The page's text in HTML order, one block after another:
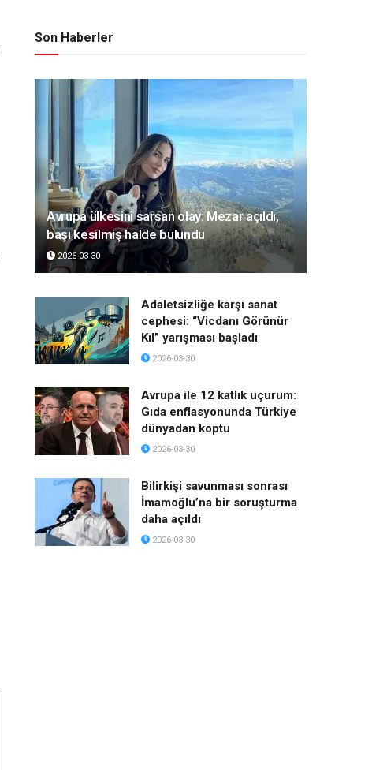
Son Haberler
Avrupa ülkesini sarsan olay: Mezar açıldı,
başı kesilmiş halde bulundu
2026-03-30
Adaletsizliğe karşı sanat
cephesi: “Vicdanı Görünür
Kıl” yarışması başladı
2026-03-30
Avrupa ile 12 katlık uçurum:
Gıda enflasyonunda Türkiye
dünyadan koptu
2026-03-30
Bilirkişi savunması sonrası
İmamoğlu’na bir soruşturma
daha açıldı
2026-03-30